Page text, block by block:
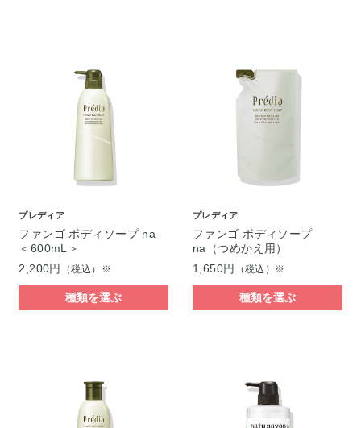
プレディア
ファンゴ ボディソープ na
＜600mL＞
2,200円
（税込）※
種類を選ぶ
プレディア
ファンゴ ボディソープ
na（つめかえ用）
1,650円
（税込）※
種類を選ぶ